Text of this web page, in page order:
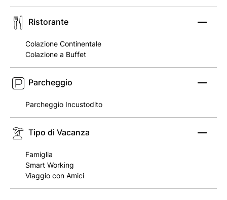
Ristorante
Colazione Continentale
Colazione a Buffet
Parcheggio
Parcheggio Incustodito
Tipo di Vacanza
Famiglia
Smart Working
Viaggio con Amici